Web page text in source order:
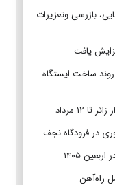
بازرسی وتعزیرات
یافت
ساخت ایستگاه
در فرودگاه نجف
راه‌آهن